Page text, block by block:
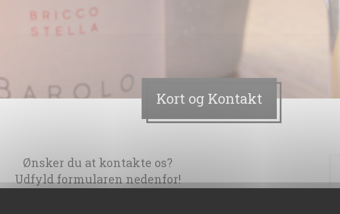
Kort og Kontakt
Ønsker du at kontakte os?
Udfyld formularen nedenfor!